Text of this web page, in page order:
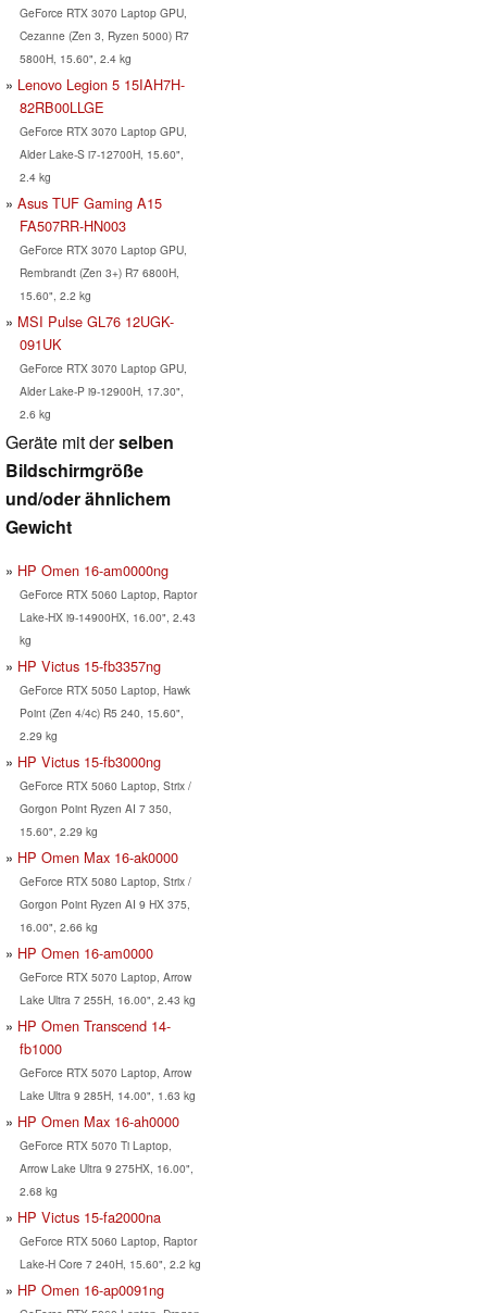
GeForce RTX 3070 Laptop GPU,
Cezanne (Zen 3, Ryzen 5000) R7
5800H, 15.60", 2.4 kg
Lenovo Legion 5 15IAH7H-
82RB00LLGE
GeForce RTX 3070 Laptop GPU,
Alder Lake-S i7-12700H, 15.60",
2.4 kg
Asus TUF Gaming A15
FA507RR-HN003
GeForce RTX 3070 Laptop GPU,
Rembrandt (Zen 3+) R7 6800H,
15.60", 2.2 kg
MSI Pulse GL76 12UGK-
091UK
GeForce RTX 3070 Laptop GPU,
Alder Lake-P i9-12900H, 17.30",
2.6 kg
Geräte mit derselben
Bildschirmgröße
und/oder ähnlichem
Gewicht
HP Omen 16-am0000ng
GeForce RTX 5060 Laptop, Raptor
Lake-HX i9-14900HX, 16.00", 2.43
kg
HP Victus 15-fb3357ng
GeForce RTX 5050 Laptop, Hawk
Point (Zen 4/4c) R5 240, 15.60",
2.29 kg
HP Victus 15-fb3000ng
GeForce RTX 5060 Laptop, Strix /
Gorgon Point Ryzen AI 7 350,
15.60", 2.29 kg
HP Omen Max 16-ak0000
GeForce RTX 5080 Laptop, Strix /
Gorgon Point Ryzen AI 9 HX 375,
16.00", 2.66 kg
HP Omen 16-am0000
GeForce RTX 5070 Laptop, Arrow
Lake Ultra 7 255H, 16.00", 2.43 kg
HP Omen Transcend 14-
fb1000
GeForce RTX 5070 Laptop, Arrow
Lake Ultra 9 285H, 14.00", 1.63 kg
HP Omen Max 16-ah0000
GeForce RTX 5070 Ti Laptop,
Arrow Lake Ultra 9 275HX, 16.00",
2.68 kg
HP Victus 15-fa2000na
GeForce RTX 5060 Laptop, Raptor
Lake-H Core 7 240H, 15.60", 2.2 kg
HP Omen 16-ap0091ng